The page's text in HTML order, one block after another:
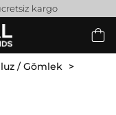
kargo
/ Gömlek